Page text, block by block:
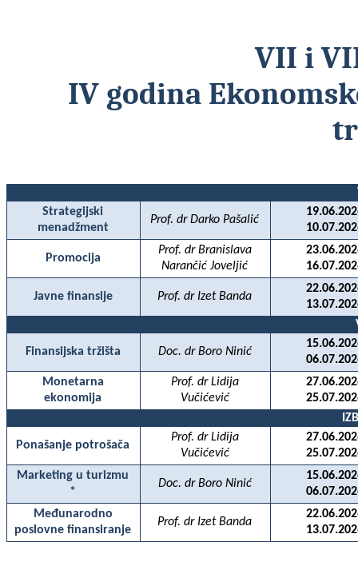
VII i
IV godina
Strategijski
menadžment
Prof. dr Darko Pašalić
Promocija
Prof. dr Branislava
Narančić Joveljić
Javne finansije Prof. dr Izet Banda
Finansijska tržišta Doc. dr Boro Ninić
Monetarna
ekonomija
Prof. dr Lidija
Vučićević
Ponašanje potrošača
Prof. dr Lidija
Vučićević
Marketing u turizmu
*
Doc. dr Boro Ninić
Međunarodno
poslovne finansiranje
Prof. dr Izet Banda